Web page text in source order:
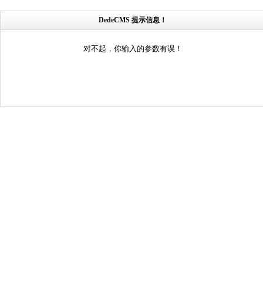
DedeCMS 提示信息！
对不起，你输入的参数有误！